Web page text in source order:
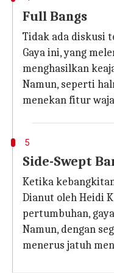
Full Bangs
Tidak ada diskusi
Gaya ini, yang
menghasilkan
Namun, seperti
menekan fitur
5
Side-Swept
Ketika
Dianut oleh Heidi
pertumbuhan,
Namun, dengan
menerus jatuh